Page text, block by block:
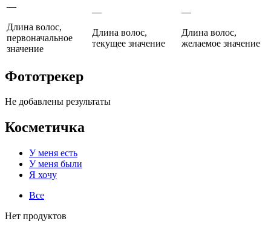
—
Длина волос,
первоначальное
значение
—
Длина волос,
текущее значение
—
Длина волос,
желаемое значение
Фототрекер
Не добавлены результаты
Косметичка
У меня есть
У меня были
Я хочу
Все
Нет продуктов